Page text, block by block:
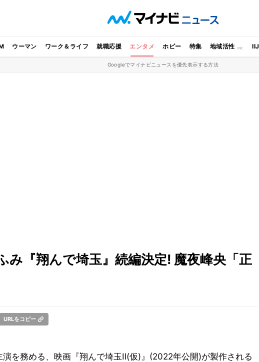
ウーマン ワーク＆ライフ 就職応援 エンタメ ホビー 特集 地域活性 IIJ
Googleでマイナビニュースを優先表示する方法
み『翔んで埼玉』続編決定! 魔夜峰央「正
URLをコピー
を務める、映画『翔んで埼玉Ⅱ(仮)』(2022年公開)が製作される